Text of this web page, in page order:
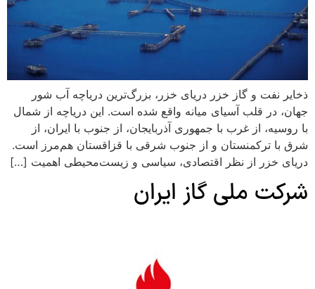
ذخایر نفت و گاز خزر دریای خزر، بزرگ‌ترین دریاچه آب شور
جهان، در قلب آسیای میانه واقع شده است. این دریاچه از شمال
با روسیه، از غرب با جمهوری آذربایجان، از جنوب با ایران، از
شرق با ترکمنستان و از جنوب شرقی با قزاقستان هم‌مرز است.
دریای خزر از نظر اقتصادی، سیاسی و زیست‌محیطی اهمیت […]
شرکت ملی گاز ایران